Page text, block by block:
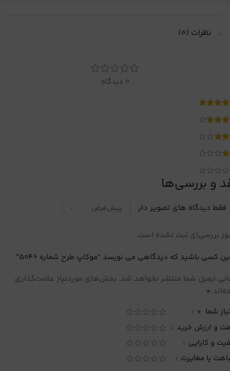
نظرات (0)
0 دیدگاه
و بررسی‌ها
فقط دیدگاه های تصویر دار
بررسی‌ای ثبت نشده است.
کسی باشید که دیدگاهی می نویسد “موکاپ طرح شماره 5046”
ایمیل شما منتشر نخواهد شد. بخش‌های موردنیاز علامت‌گذاری
*
شما *
و ارزش خرید
و کارایی
یا مغایرت